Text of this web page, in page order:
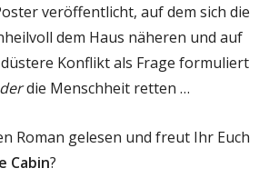
veröffentlicht, auf dem sich die
dem Haus näheren und auf
Konflikt als Frage formuliert
die Menschheit retten …
Roman gelesen und freut Ihr Euch
Cabin?